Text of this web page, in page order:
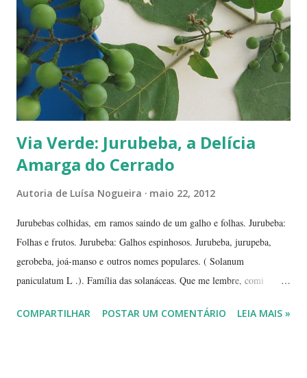
conheci. Compramos muitas. Quando a experimentei... Ah! Como é
de-li-ci-o-sa! Comecei a degustá-las e só parei porque me contaram
uma 'historinha': a de um brasileiro que, a...
Via Verde: Jurubeba, a Delícia
Amarga do Cerrado
Autoria de Luísa Nogueira maio 22, 2012
Jurubebas colhidas, em ramos saindo de um galho e folhas. Jurubeba:
Folhas e frutos. Jurubeba: Galhos espinhosos. Jurubeba, jurupeba,
gerobeba, joá-manso e outros nomes populares. ( Solanum
paniculatum L .). Família das solanáceas. Que me lembre, comi
Hidrolândia, interior de
COMPARTILHAR POSTAR UM COMENTÁRIO LEIA MAIS »